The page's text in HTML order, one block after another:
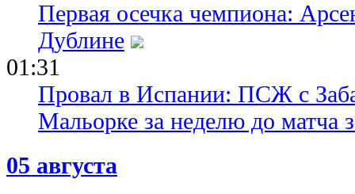
Первая осечка чемпиона:
Дублине
01:31
Провал в Испании: ПСЖ с
Мальорке за неделю до матча
05 августа